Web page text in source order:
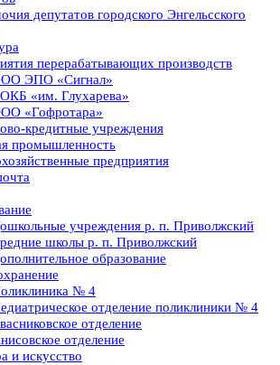
депутатов городского Энгельсского
перерабатывающих производств
ЭПО «Сигнал»
«им. Глухарева»
«Гофротара»
кредитные учреждения
промышленность
предприятия
учреждения р. п. Приволжский
школы р. п. Приволжский
образование
№ 4
отделение поликлиники № 4
отделение
отделение
и искусство